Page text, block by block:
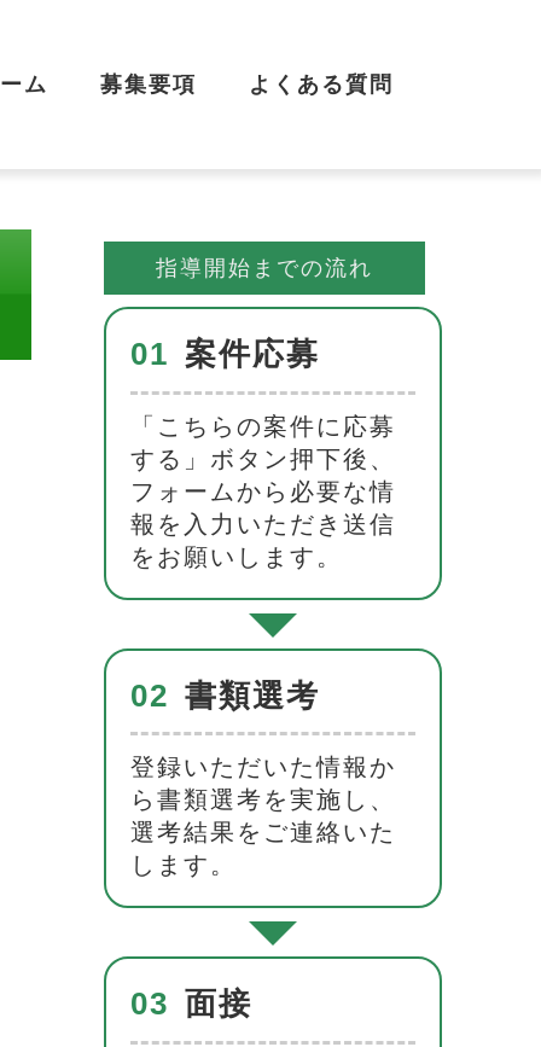
ム 募集要項 よくある質問
指導開始までの流れ
01 案件応募
「こちらの案件に応募
する」ボタン押下後、
フォームから必要な情
報を入力いただき送信
をお願いします。
02 書類選考
登録いただいた情報か
ら書類選考を実施し、
選考結果をご連絡いた
します。
03 面接